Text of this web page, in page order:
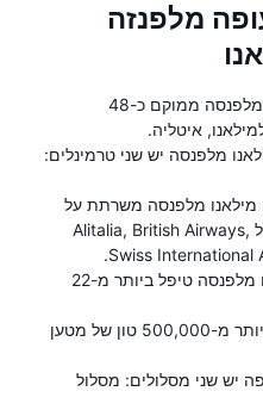
מלפנזה
נמל התעופה מילאנו מלפנסה ממוקם כ-48
איטליה.
מלפנסה יש שני טרמינלים:
מילאנו מלפנסה משרתת על
ידי מספר חברות תעופה, כולל Alitalia, British Airways,
נמל התעופה מילאנו מלפנסה טיפל ביותר מ-22
שדה התעופה טיפל ביותר מ-500,000 טון של מטען
יש שני מסלולים: מסלול